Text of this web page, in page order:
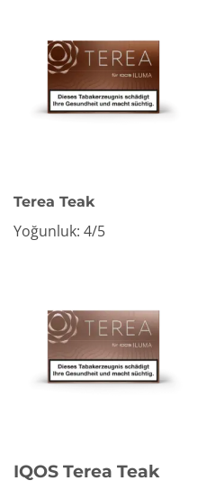
Terea Teak
Yoğunluk: 4/5
IQOS Terea Teak